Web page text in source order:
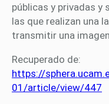
públicas y privadas y
las que realizan una
transmitir una
Recuperado de:
https://
01/article/view/447